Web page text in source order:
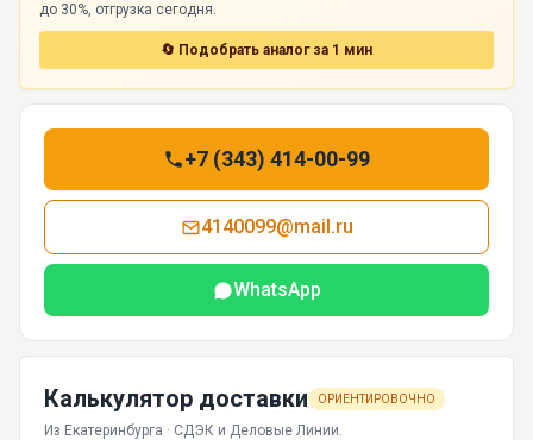
до 30%, отгрузка сегодня.
🔄 Подобрать аналог за 1 мин
+7 (343) 414-00-99
4140099@mail.ru
WhatsApp
Калькулятор доставки ОРИЕНТИРОВОЧНО
Из Екатеринбурга · СДЭК и Деловые Линии.